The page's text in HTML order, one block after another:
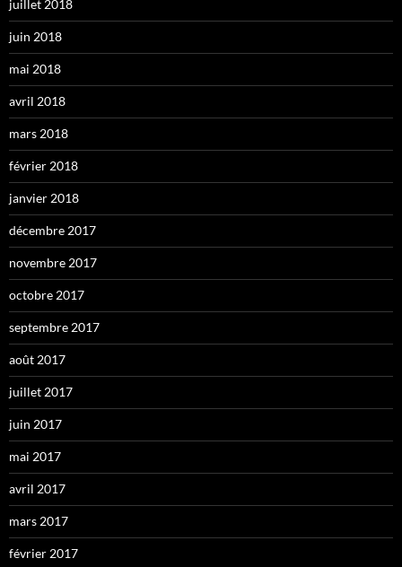
juillet 2018
juin 2018
mai 2018
avril 2018
mars 2018
février 2018
janvier 2018
décembre 2017
novembre 2017
octobre 2017
septembre 2017
août 2017
juillet 2017
juin 2017
mai 2017
avril 2017
mars 2017
février 2017